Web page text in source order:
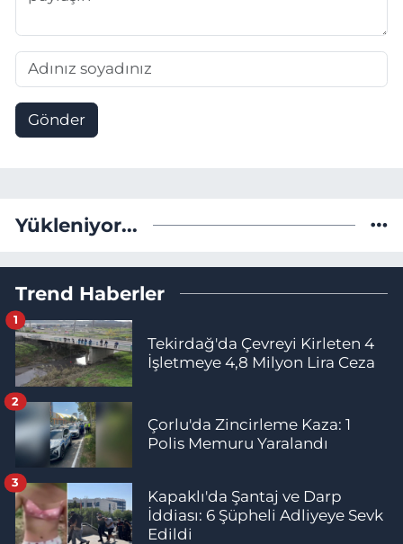
Gönder
Yükleniyor...
Trend Haberler
Tekirdağ'da Çevreyi Kirleten 4
İşletmeye 4,8 Milyon Lira Ceza
1
Çorlu'da Zincirleme Kaza: 1
Polis Memuru Yaralandı
2
Kapaklı'da Şantaj ve Darp
İddiası: 6 Şüpheli Adliyeye Sevk
Edildi
3